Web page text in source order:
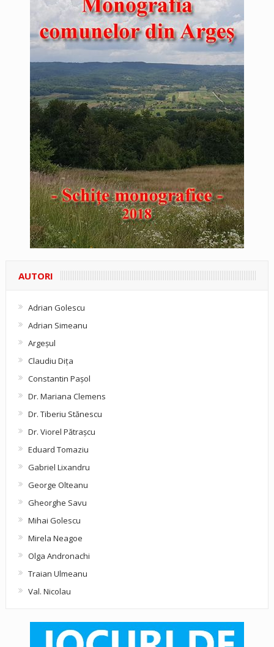
AUTORI
Adrian Golescu
Adrian Simeanu
Argeşul
Claudiu Diţa
Constantin Pașol
Dr. Mariana Clemens
Dr. Tiberiu Stănescu
Dr. Viorel Pătraşcu
Eduard Tomaziu
Gabriel Lixandru
George Olteanu
Gheorghe Savu
Mihai Golescu
Mirela Neagoe
Olga Andronachi
Traian Ulmeanu
Val. Nicolau